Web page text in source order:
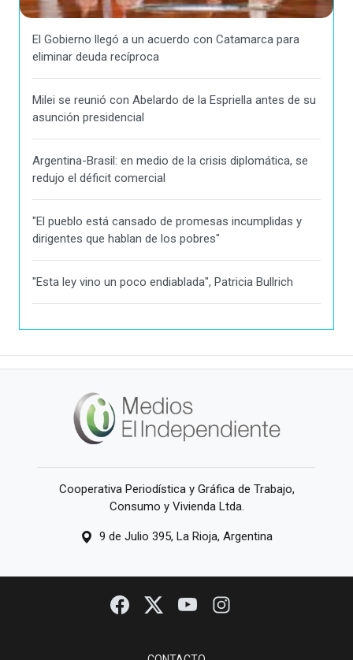
El Gobierno llegó a un acuerdo con Catamarca para
eliminar deuda recíproca
Milei se reunió con Abelardo de la Espriella antes de su
asunción presidencial
Argentina-Brasil: en medio de la crisis diplomática, se
redujo el déficit comercial
"El pueblo está cansado de promesas incumplidas y
dirigentes que hablan de los pobres"
"Esta ley vino un poco endiablada", Patricia Bullrich
Cooperativa Periodística y Gráfica de Trabajo,
Consumo y Vivienda Ltda.
9 de Julio 395, La Rioja, Argentina